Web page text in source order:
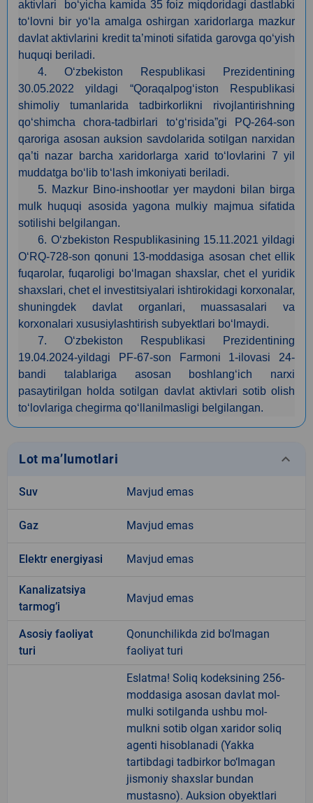
aktivlari bo‘yicha kamida 35 foiz miqdoridagi dastlabki
to‘lovni bir yo‘la amalga oshirgan xaridorlarga mazkur
davlat aktivlarini kredit ta’minoti sifatida garovga qo‘yish
huquqi beriladi.
4. O‘zbekiston Respublikasi Prezidentining
30.05.2022 yildagi “Qoraqalpog‘iston Respublikasi
shimoliy tumanlarida tadbirkorlikni rivojlantirishning
qo‘shimcha chora-tadbirlari to‘g‘risida”gi PQ-264-son
qaroriga asosan auksion savdolarida sotilgan narxidan
qa’ti nazar barcha xaridorlarga xarid to‘lovlarini 7 yil
muddatga bo‘lib to‘lash imkoniyati beriladi.
5. Mazkur Bino-inshootlar yer maydoni bilan birga
mulk huquqi asosida yagona mulkiy majmua sifatida
sotilishi belgilangan.
6. O‘zbekiston Respublikasining 15.11.2021 yildagi
O‘RQ-728-son qonuni 13-moddasiga asosan сhet ellik
fuqarolar, fuqaroligi bo‘lmagan shaxslar, chet el yuridik
shaxslari, chet el investitsiyalari ishtirokidagi korxonalar,
shuningdek davlat organlari, muassasalari va
korxonalari xususiylashtirish subyektlari bo‘lmaydi.
7. O‘zbekiston Respublikasi Prezidentining
19.04.2024-yildagi PF-67-son Farmoni 1-ilovasi 24-
bandi talablariga asosan boshlang‘ich narxi
pasaytirilgan holda sotilgan davlat aktivlari sotib olish
to‘lovlariga chegirma qo‘llanilmasligi belgilangan.
Lot ma’lumotlari keyboard_arrow_down
Suv Mavjud emas
Gaz Mavjud emas
Elektr energiyasi Mavjud emas
Kanalizatsiya
tarmogʼi
Mavjud emas
Аsosiy faoliyat
turi
Qonunchilikda zid bo'lmagan
faoliyat turi
Eslatma! Soliq kodeksining 256-
moddasiga asosan davlat mol-
mulki sotilganda ushbu mol-
mulkni sotib olgan xaridor soliq
agenti hisoblanadi (Yakka
tartibdagi tadbirkor bo‘lmagan
jismoniy shaxslar bundan
mustasno). Auksion obyektlari